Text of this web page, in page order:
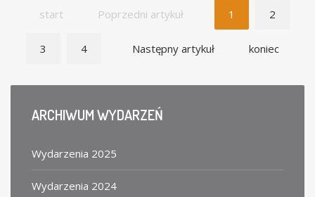
start Poprzedni artykuł 1 2
3 4 Następny artykuł koniec
ARCHIWUMWYDARZEŃ
Wydarzenia 2025
Wydarzenia 2024